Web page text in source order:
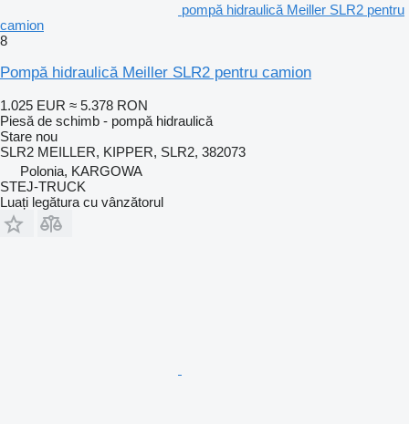
pompă hidraulică Meiller SLR2 pentru
camion
8
Pompă hidraulică Meiller SLR2 pentru camion
1.025 EUR ≈ 5.378 RON
Piesă de schimb - pompă hidraulică
Stare nou
SLR2 MEILLER, KIPPER, SLR2, 382073
Polonia, KARGOWA
STEJ-TRUCK
Luați legătura cu vânzătorul